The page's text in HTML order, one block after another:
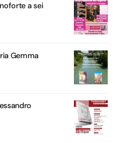
a sei
Gemma